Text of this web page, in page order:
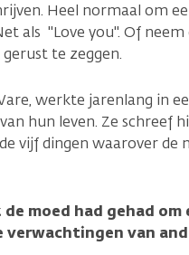
Heel normaal om
als "Love you". Of neem
te zeggen.
werkte jarenlang in
hun leven. Ze schreef
vijf dingen waarover
moed had gehad
verwachtingen van